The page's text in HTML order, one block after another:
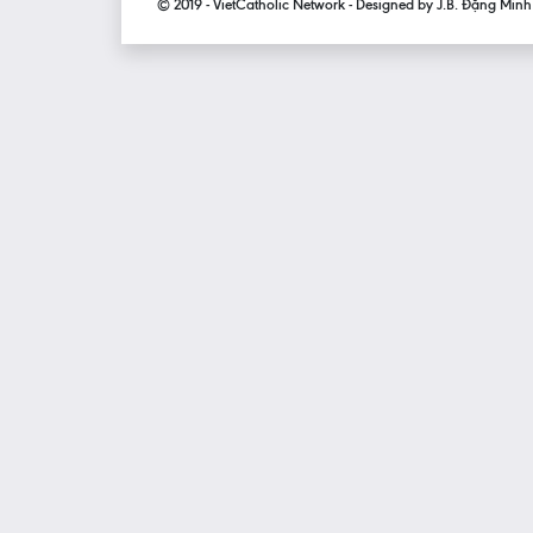
© 2019 - VietCatholic Network - Designed by J.B. Đặng